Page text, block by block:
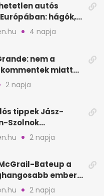
autós
hágók,
4 napja
nem a
miatt
2 napja
tippek Jász-
Szolnok
6 kihagyhatatlan
2 napja
Bateup a
embere
2 napja